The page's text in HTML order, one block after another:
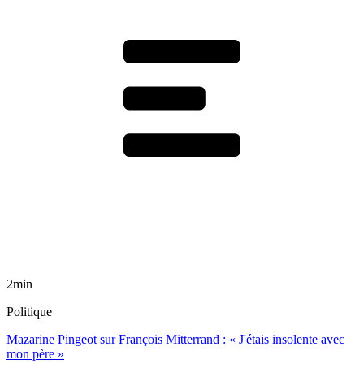
2min
Politique
Mazarine Pingeot sur François Mitterrand : « J'étais insolente avec
mon père »